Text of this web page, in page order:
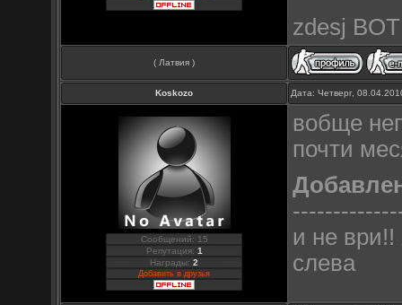
zdesj
( Латвия )
Koskozo Дата: Четверг,
Сообщений: 15
Репутация: 1
Награды:2
Добавить в друзья
вобще
почти
и не ври!!
слева